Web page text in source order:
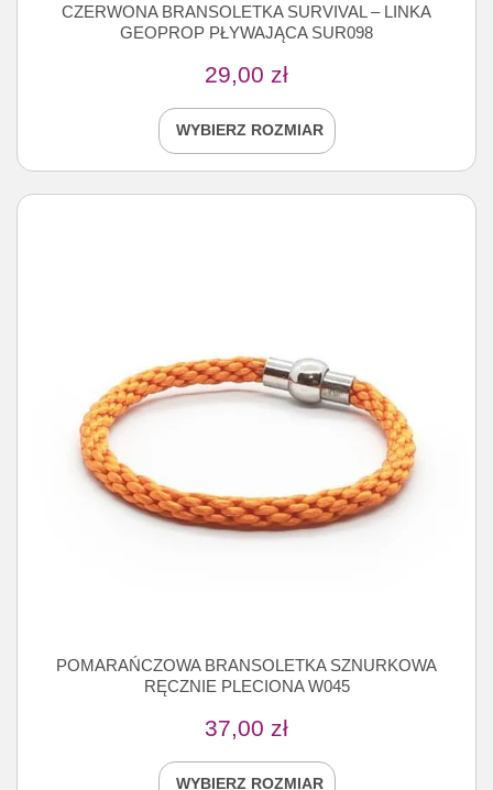
CZERWONA BRANSOLETKA SURVIVAL – LINKA
GEOPROP PŁYWAJĄCA SUR098
29,00 zł
WYBIERZ ROZMIAR
POMARAŃCZOWA BRANSOLETKA SZNURKOWA
RĘCZNIE PLECIONA W045
37,00 zł
WYBIERZ ROZMIAR